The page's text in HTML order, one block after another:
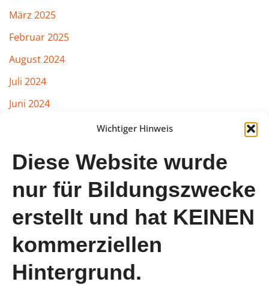
Wichtiger Hinweis
Diese Website wurde
nur für Bildungszwecke
erstellt und hat KEINEN
kommerziellen
Hintergrund.
März 2025
Februar 2025
August 2024
Juli 2024
Juni 2024
Januar 2024
August 2023
Juli 2023
Juni 2023
April 2023